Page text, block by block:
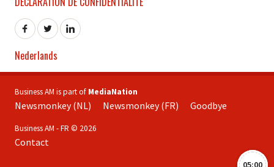
05:00
Nederlands
Business AM is part of MediaNation
Newsmonkey (NL) Newsmonkey (FR) Goodbye
Business AM - FR © 2026
Contact